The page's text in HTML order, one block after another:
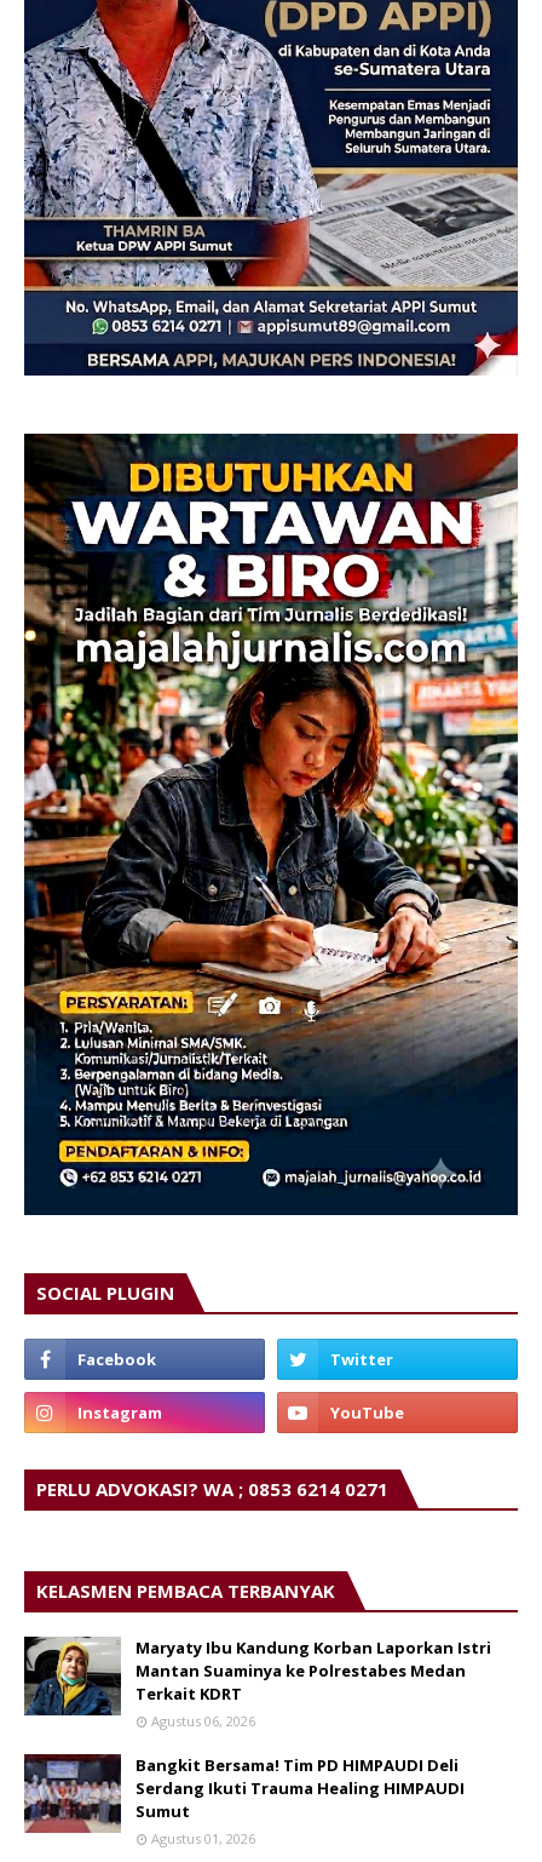
SOCIAL PLUGIN
PERLU ADVOKASI? WA ; 0853 6214 0271
KELASMEN PEMBACA TERBANYAK
Maryaty Ibu Kandung Korban Laporkan Istri
Mantan Suaminya ke Polrestabes Medan
Terkait KDRT
Agustus 06, 2026
Bangkit Bersama! Tim PD HIMPAUDI Deli
Serdang Ikuti Trauma Healing HIMPAUDI
Sumut
Agustus 01, 2026